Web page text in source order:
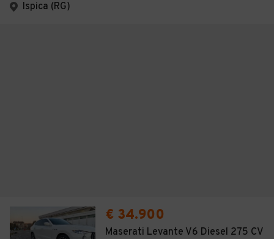
Ispica (RG)
€ 34.900
Maserati Levante V6 Diesel 275 CV